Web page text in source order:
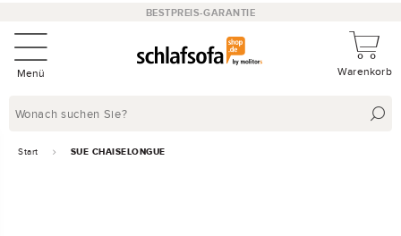
BESTPREIS-GARANTIE
Menü Warenkorb
Start SUE CHAISELONGUE